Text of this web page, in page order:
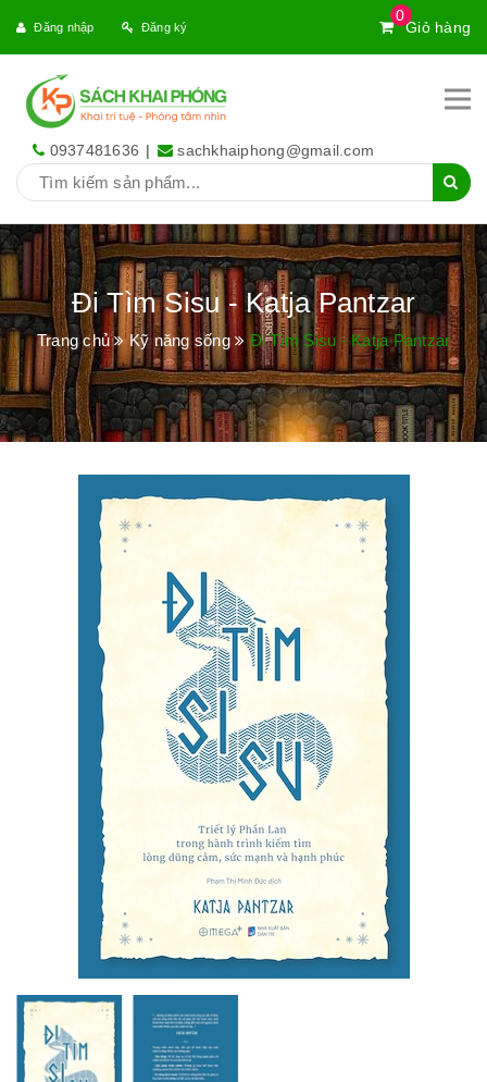
0
Giỏ hàng
Đăng nhập Đăng ký
0937481636 | sachkhaiphong@gmail.com
Đi Tìm Sisu - Katja Pantzar
Trang chủ Kỹ năng sống Đi Tìm Sisu - Katja Pantzar